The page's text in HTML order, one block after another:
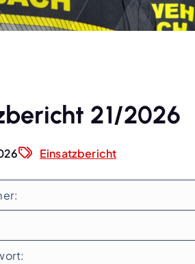
21/2026
Einsatzbericht